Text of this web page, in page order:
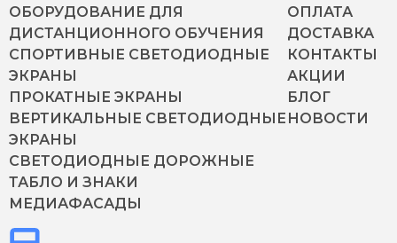
ОБОРУДОВАНИЕ ДЛЯ
ДИСТАНЦИОННОГО ОБУЧЕНИЯ
СПОРТИВНЫЕ СВЕТОДИОДНЫЕ
ЭКРАНЫ
ПРОКАТНЫЕ ЭКРАНЫ
ВЕРТИКАЛЬНЫЕ СВЕТОДИОДНЫЕ
ЭКРАНЫ
СВЕТОДИОДНЫЕ ДОРОЖНЫЕ
ТАБЛО И ЗНАКИ
МЕДИАФАСАДЫ
ОПЛАТА
ДОСТАВКА
КОНТАКТЫ
АКЦИИ
БЛОГ
НОВОСТИ